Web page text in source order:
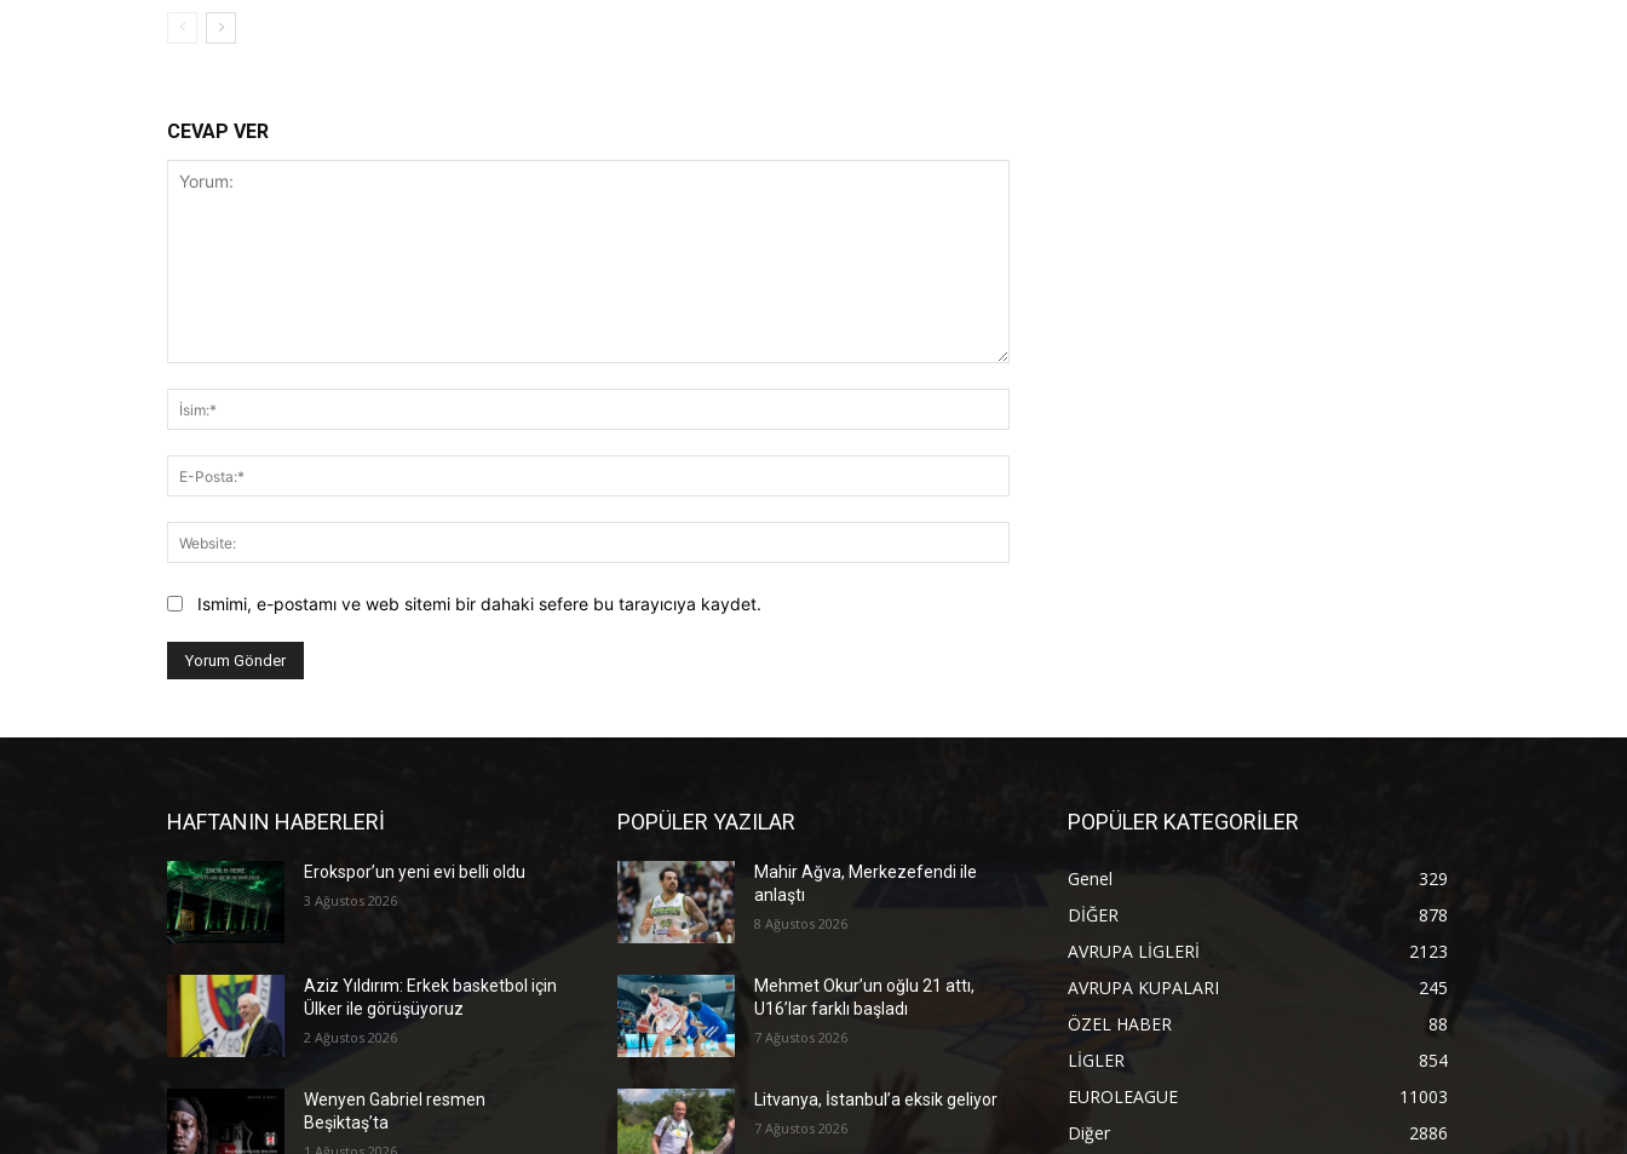
CEVAP VER
Posta:*
Ismimi, e-postamı ve web sitemi bir dahaki sefere bu tarayıcıya kaydet.
HAFTANIN HABERLERİ
Erokspor’un yeni evi belli oldu
3 Ağustos 2026
Aziz Yıldırım: Erkek basketbol için
Ülker ile görüşüyoruz
2 Ağustos 2026
Wenyen Gabriel resmen
Beşiktaş’ta
POPÜLER YAZILAR
Mahir Ağva, Merkezefendi ile
anlaştı
8 Ağustos 2026
Mehmet Okur’un oğlu 21 attı,
U16’lar farklı başladı
7 Ağustos 2026
Litvanya, İstanbul’a eksik geliyor
7 Ağustos 2026
POPÜLER KATEGORİLER
Genel
329
DİĞER
878
AVRUPA LİGLERİ
2123
AVRUPA KUPALARI
245
ÖZEL HABER
88
LİGLER
854
EUROLEAGUE
11003
Diğer
2886